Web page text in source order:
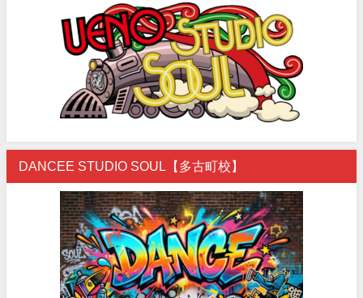
DANCEE STUDIO SOUL【多古町校】